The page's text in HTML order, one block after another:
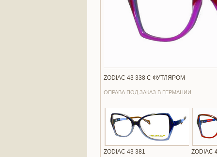
ZODIAC 43 338 С ФУТЛЯРОМ
ОПРАВА ПОД ЗАКАЗ В ГЕРМАНИИ
ZODIAC 43 381 ZODIAC